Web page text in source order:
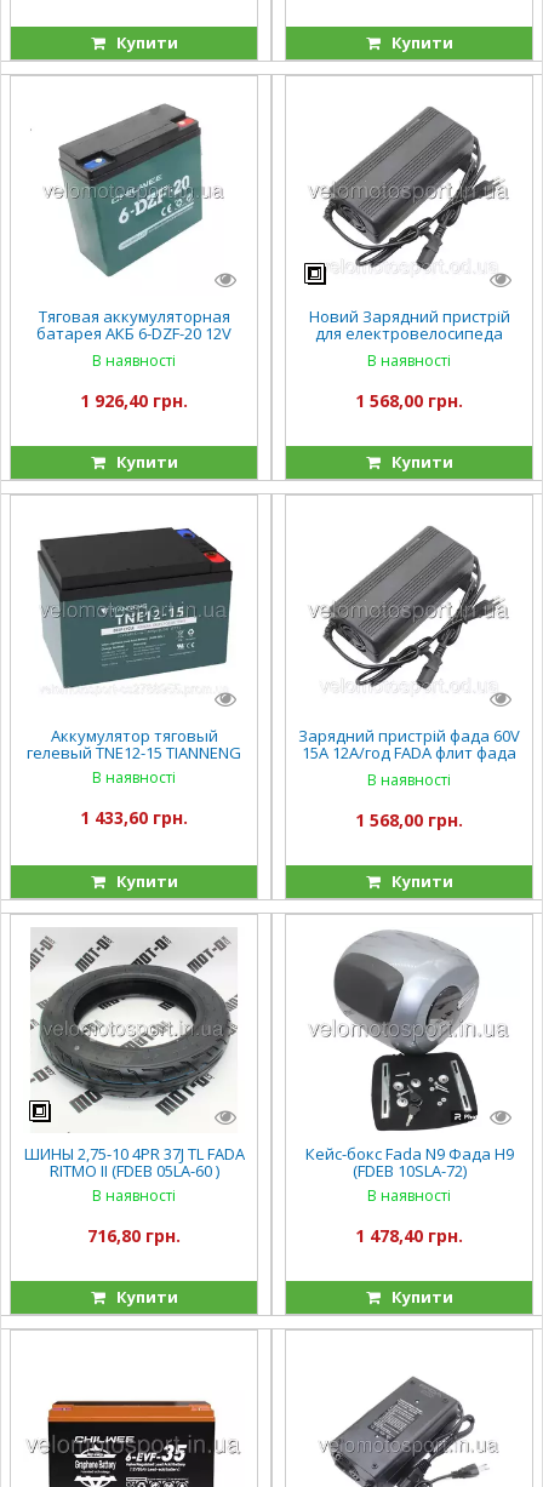
Купити Купити
Тяговая аккумуляторная
батарея АКБ 6-DZF-20 12V
В наявності
1 926,40 грн.
Купити
Новий Зарядний пристрій
для електровелосипеда
електроскутера фада
кроссер 60V 15А 12A/год
В наявності
1 568,00 грн.
Купити
Аккумулятор тяговый
гелевый TNE12-15 TIANNENG
В наявності
1 433,60 грн.
Купити
Зарядний пристрій фада 60V
15А 12A/год FADA флит фада
В наявності
1 568,00 грн.
Купити
ШИНЫ 2,75-10 4PR 37J TL FADA
RITMO II (FDEB 05LA-60 )
В наявності
716,80 грн.
Купити
Кейс-бокс Fada N9 Фада Н9
(FDEB 10SLA-72)
В наявності
1 478,40 грн.
Купити